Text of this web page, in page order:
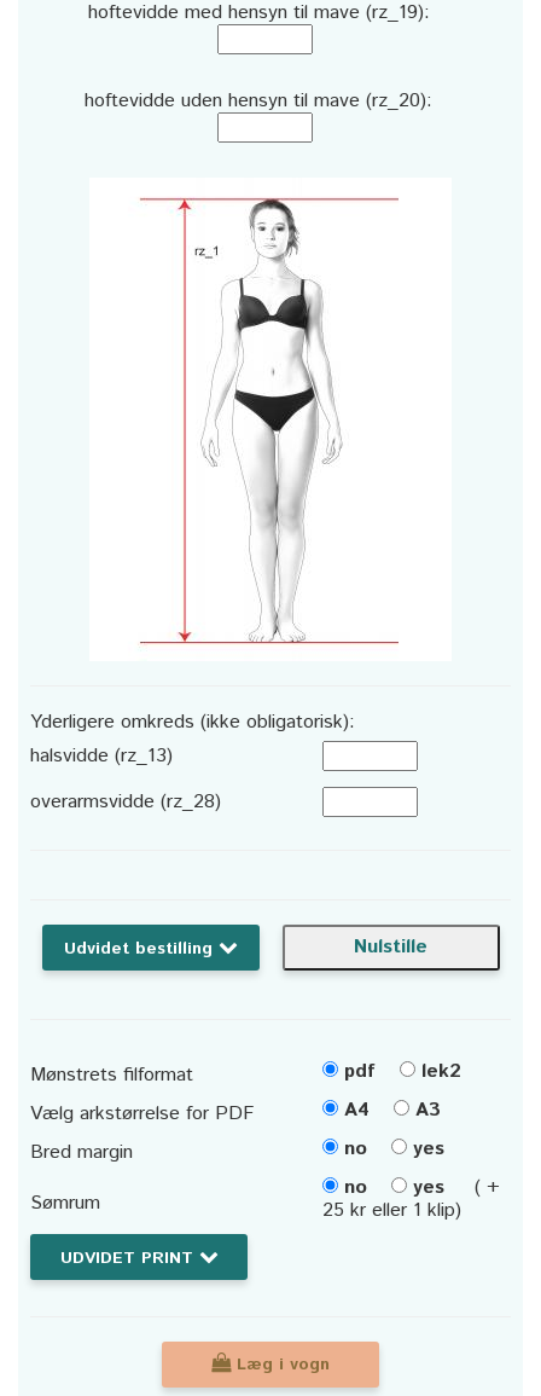
hoftevidde med hensyn til mave (rz_19):
hoftevidde uden hensyn til mave (rz_20):
Yderligere omkreds (ikke obligatorisk):
halsvidde (rz_13)
overarmsvidde (rz_28)
Udvidet bestilling
Mønstrets filformat pdf
lek2
Vælg arkstørrelse for PDF
A4
A3
Bred margin
no
yes
Sømrum
no yes
( +
25 kr eller 1 klip)
UDVIDET PRINT
Læg i vogn